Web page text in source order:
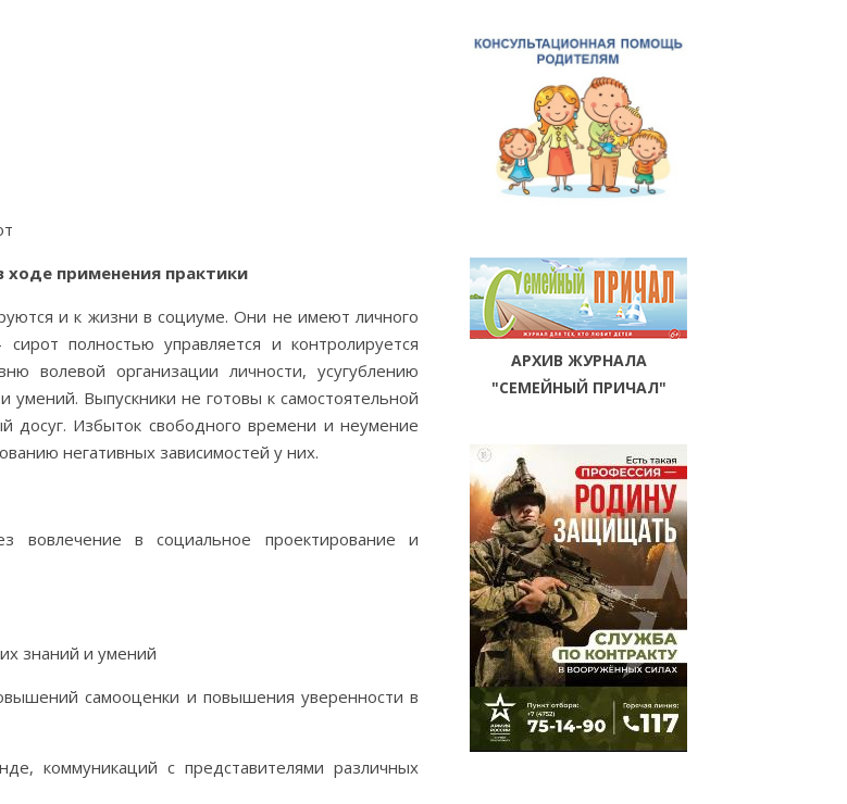
применения практики
и к жизни в социуме. Они не имеют личного
полностью управляется и контролируется
волевой организации личности, усугублению
Выпускники не готовы к самостоятельной
досуг. Избыток свободного времени и неумение
негативных зависимостей у них.
вовлечение в социальное проектирование и
знаний и умений
самооценки и повышения уверенности в
коммуникаций с представителями различных
АРХИВ ЖУРНАЛА
"СЕМЕЙНЫЙ ПРИЧАЛ"